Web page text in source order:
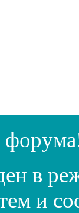
в
и